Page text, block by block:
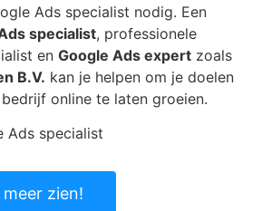
Ads specialist nodig. Een
specialist, professionele
en Google Ads expert zoals
B.V. kan je helpen om je doelen
online te laten groeien.
zien!